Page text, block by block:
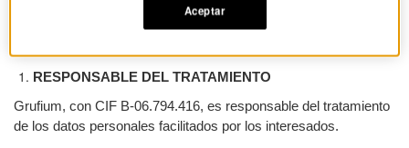
datos, cómo revocar el consentimiento prestado e información
adicional relativa al tratamiento de datos personales derivado
RESPONSABLE DEL TRATAMIENTO
Grufium, con CIF B-06.794.416, es responsable del tratamiento
de los datos personales facilitados por los interesados.
Aceptar